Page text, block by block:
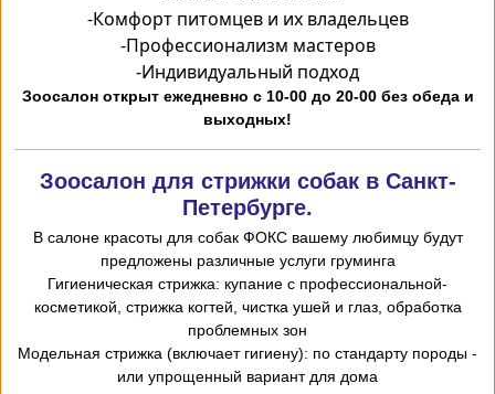
-Комфорт питомцев и их владельцев
-Профессионализм мастеров
-Индивидуальный подход
Зоосалон открыт ежедневно с 10-00 до 20-00 без обеда и
выходных!
Зоосалон для стрижки собак в Санкт-
Петербурге.
В салоне красоты для собак ФОКС вашему любимцу будут
предложены различные услуги груминга
-Гигиеническая стрижка: купание с профессиональной
косметикой, стрижка когтей, чистка ушей и глаз, обработка
проблемных зон
- Модельная стрижка (включает гигиену): по стандарту породы
или упрощенный вариант для дома